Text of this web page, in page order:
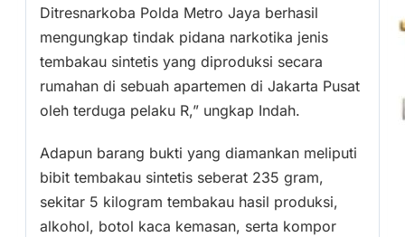
Ditresnarkoba Polda Metro Jaya berhasil
mengungkap tindak pidana narkotika jenis
tembakau sintetis yang diproduksi secara
rumahan di sebuah apartemen di Jakarta Pusat
oleh terduga pelaku R,” ungkap Indah.
Adapun barang bukti yang diamankan meliputi
bibit tembakau sintetis seberat 235 gram,
sekitar 5 kilogram tembakau hasil produksi,
alkohol, botol kaca kemasan, serta kompor